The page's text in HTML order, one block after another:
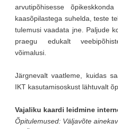
arvutipõhisesse
kaasõpilastega suhelda, teste
tulemusi vaadata jne. Paljude
praegu edukalt
võimalusi.
Järgnevalt vaatleme, kuidas
IKT kasutamisoskust lähtuvalt
Vajaliku kaardi leidmine
Õpitulemused: Väljavõte